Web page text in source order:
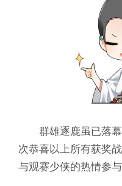
群雄逐鹿虽已落幕
次恭喜以上所有获奖
与观赛少侠的热情参与